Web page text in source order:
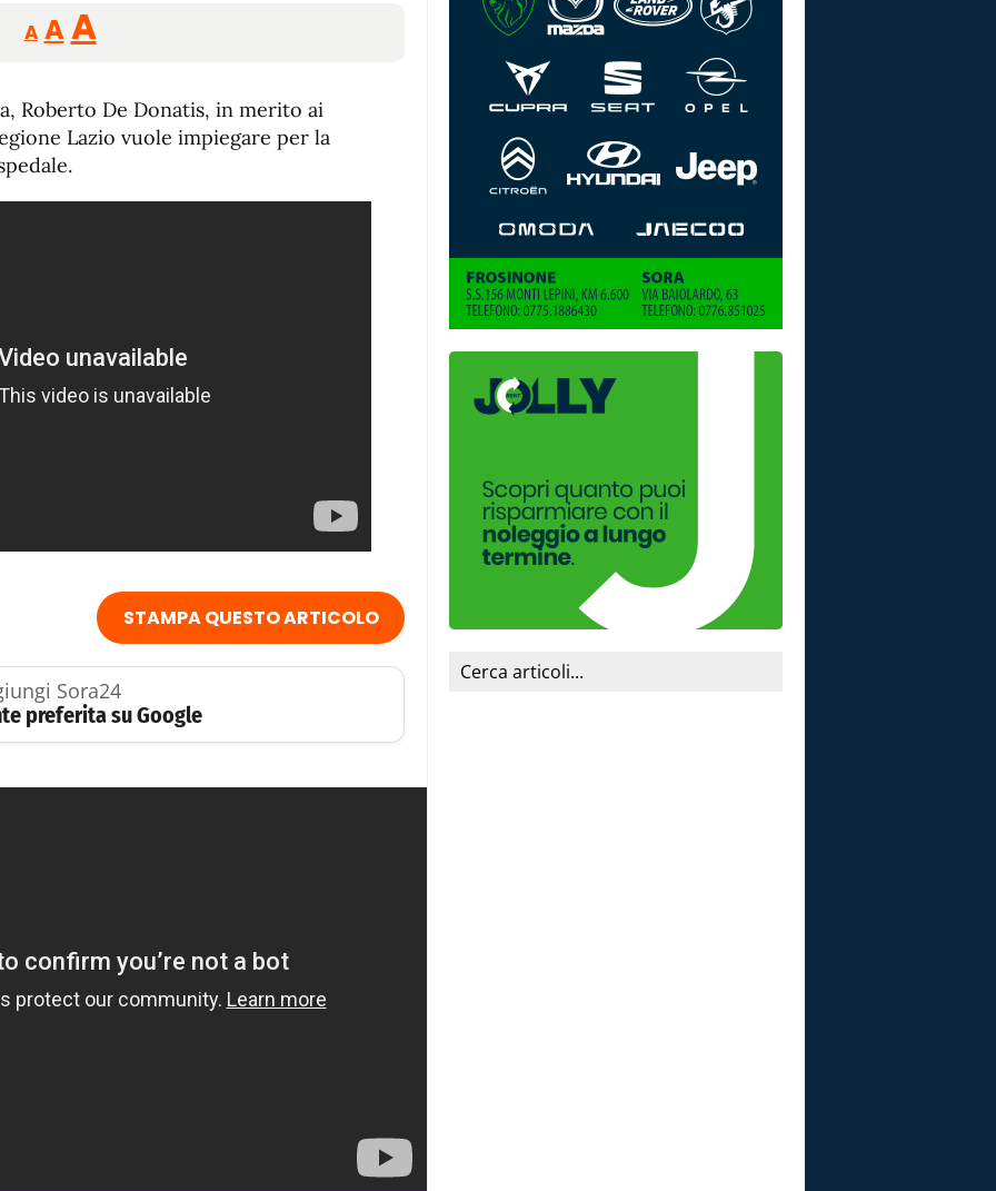
A
Reducir
tamaño
A Restablecer
tamaño
de
fuente
AAumentar
de
Roberto De Donatis, in merito ai
Lazio vuole impiegare per la
STAMPA QUESTO ARTICOLO
Sora24
preferita su Google